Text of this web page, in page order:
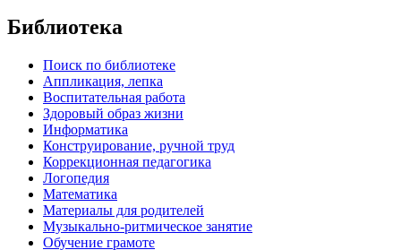
Библиотека
Поиск по библиотеке
Аппликация, лепка
Воспитательная работа
Здоровый образ жизни
Информатика
Конструирование, ручной труд
Коррекционная педагогика
Логопедия
Математика
Материалы для родителей
Музыкально-ритмическое занятие
Обучение грамоте